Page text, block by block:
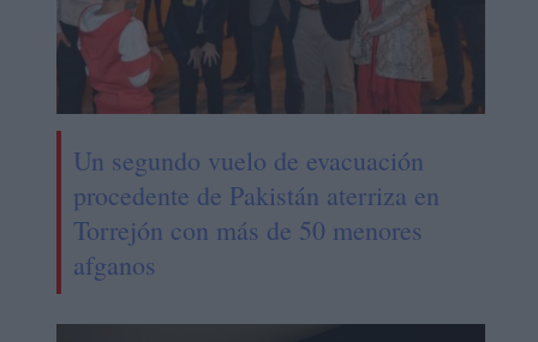
Un segundo vuelo de evacuación
procedente de Pakistán aterriza en
Torrejón con más de 50 menores
afganos